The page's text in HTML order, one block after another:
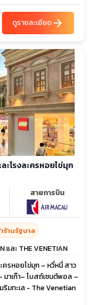
ดูรายละเอียดarrow_forward
ะโรงละครหอยไข่มุก
สายการบิน
าร้านรัฐบาล
และ THE VENETIAN
ครหอยไข่มุก – หวี่หนี่ สาว
าเก๊า– โบสถ์เซนต์พอล –
ริมทะเล - The Venetian